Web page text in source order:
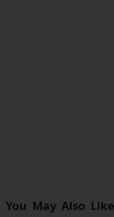
You May Also Like